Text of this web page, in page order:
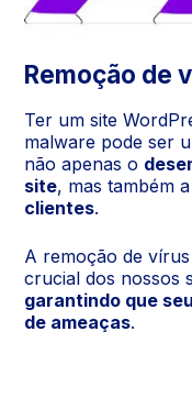
Remoção de
Ter um site
malware pode ser
não apenas o
site, mas também a
clientes.
A remoção de
crucial dos nossos
garantindo que
de ameaças.